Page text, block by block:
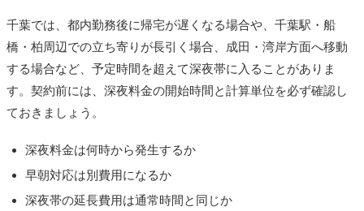
千葉では、都内勤務後に帰宅が遅くなる場合や、千葉駅・船
橋・柏周辺での立ち寄りが長引く場合、成田・湾岸方面へ移動
する場合など、予定時間を超えて深夜帯に入ることがありま
す。契約前には、深夜料金の開始時間と計算単位を必ず確認し
ておきましょう。
深夜料金は何時から発生するか
早朝対応は別費用になるか
深夜帯の延長費用は通常時間と同じか